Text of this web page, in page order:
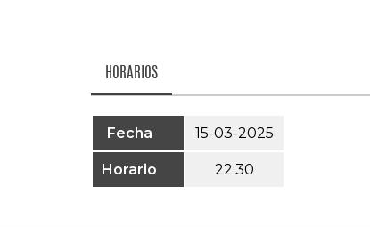
HORARIOS
Fecha 15-03-2025
Horario 22:30